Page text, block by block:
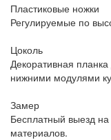
Пластиковые ножки
Регулируемые по
Цоколь
Декоративная
нижними модулями
Замер
Бесплатный выезд
материалов.